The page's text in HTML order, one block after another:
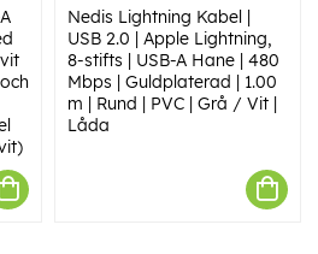
Nedis Lightning Kabel |
USB 2.0 | Apple Lightning,
8-stifts | USB-A Hane | 480
Mbps | Guldplaterad | 1.00
m | Rund | PVC | Grå / Vit |
Låda